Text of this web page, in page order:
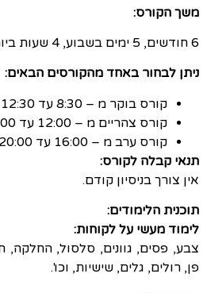
משך הקורס:
6 חודשים, 5 ימים בשבוע, 4 שעות ביום.
ניתן לבחור באחד מהקורסים הבאים:
קורס בוקר מ – 8:30 עד 12:30
קורס צהריים מ – 12:00 עד 16:00
קורס ערב מ – 16:00 עד 20:00
תנאי קבלה לקורס:
אין צורך בניסיון קודם.
תוכנית הלימודים:
לימוד מעשי על לקוחות:
צבע, פסים, גוונים, סלסול, החלקה,
פן, רולים, גלים, שישיות, וכו'.